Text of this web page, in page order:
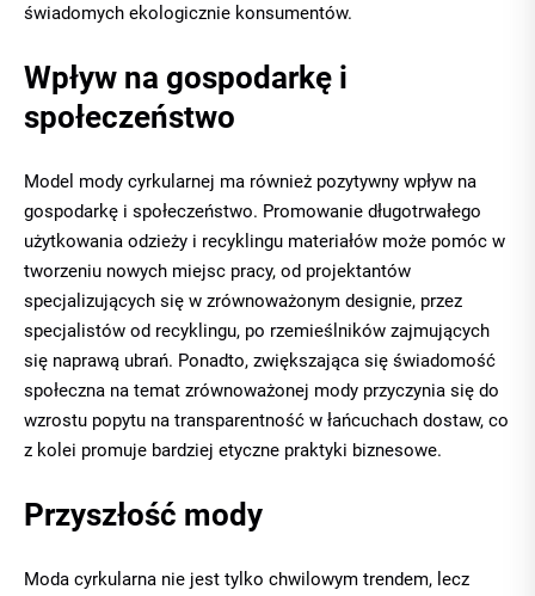
świadomych ekologicznie konsumentów.
Wpływ na gospodarkę i
społeczeństwo
Model mody cyrkularnej ma również pozytywny wpływ na
gospodarkę i społeczeństwo. Promowanie długotrwałego
użytkowania odzieży i recyklingu materiałów może pomóc w
tworzeniu nowych miejsc pracy, od projektantów
specjalizujących się w zrównoważonym designie, przez
specjalistów od recyklingu, po rzemieślników zajmujących
się naprawą ubrań. Ponadto, zwiększająca się świadomość
społeczna na temat zrównoważonej mody przyczynia się do
wzrostu popytu na transparentność w łańcuchach dostaw, co
z kolei promuje bardziej etyczne praktyki biznesowe.
Przyszłość mody
Moda cyrkularna nie jest tylko chwilowym trendem, lecz